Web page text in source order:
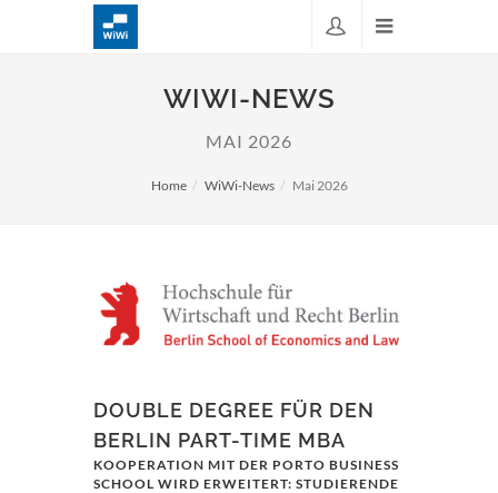
WIWI-NEWS
MAI 2026
Home WiWi-News Mai 2026
DOUBLE DEGREE FÜR DEN
BERLIN PART-TIME MBA
KOOPERATION MIT DER PORTO BUSINESS
SCHOOL WIRD ERWEITERT: STUDIERENDE